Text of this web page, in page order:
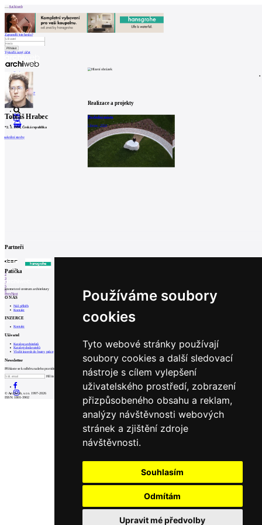
Používáme soubory
cookies
Tyto webové stránky používají
soubory cookies a další sledovací
nástroje s cílem vylepšení
uživatelského prostředí, zobrazení
přizpůsobeného obsahu a reklam,
analýzy návštěvnosti webových
stránek a zjištění zdroje
návštěvnosti.
Souhlasím
Odmítám
Upravit mé předvolby
Archiweb
Zapoměli jste heslo?
Vytvořit nový účet
Zprávy
Architekti
Stavby
Katalog
E-shop
Burza práce157
en
0
Tobiáš Hrabec
*2. 3. 1994, Česká republika
sakrální stavby
Realizace a projekty
Poslední místo
Liberec, 2024
Partneři
1
2
3
4
5
6
PrevNext
Patička
internetové centrum architektury
O NÁS
Náš příběh
Kontakt
INZERCE
Kontakt
Uživatel
Katalog architektů
Katalog dodavatelů
Vložit inzerát do burzy práce
Newsletter
Přihlaste se k odběru našeho pravidelného týdenního newsletteru:
Fill in „nospam“
© Archiweb, s.r.o. 1997-2026
ISSN: 1801-3902